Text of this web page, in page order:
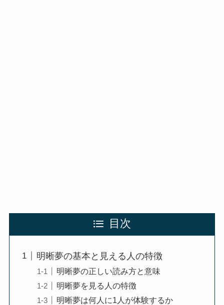
目次
明晰夢の基本と見える人の特徴
明晰夢の正しい読み方と意味
明晰夢を見る人の特徴
明晰夢は何人に1人が体験するか